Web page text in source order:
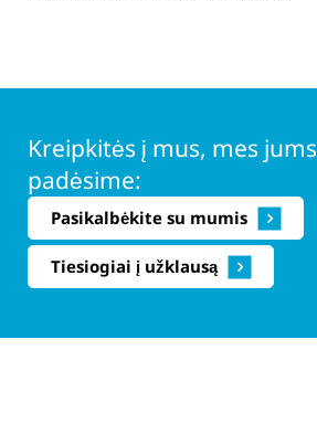
Kreipkitės į mus, mes jums
padėsime:
Pasikalbėkite su mumis
Tiesiogiai į užklausą